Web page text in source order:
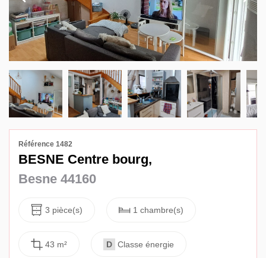
Notre Agence
Avis
Contact
Référence 1482
BESNE Centre bourg,
Besne 44160
3 pièce(s) 1 chambre(s)
43 m² D Classe énergie